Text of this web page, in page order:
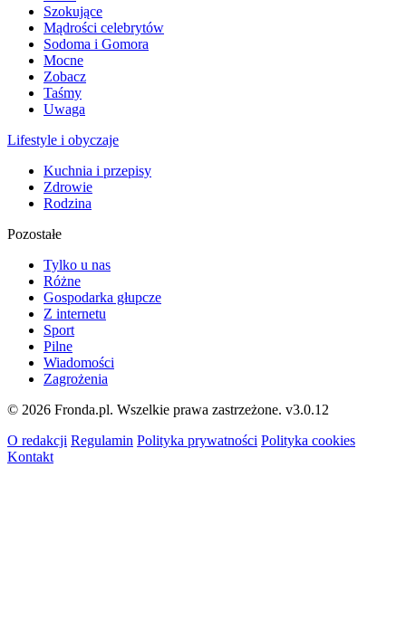
Szokujące
Mądrości celebrytów
Sodoma i Gomora
Mocne
Zobacz
Taśmy
Uwaga
Lifestyle i obyczaje
Kuchnia i przepisy
Zdrowie
Rodzina
Pozostałe
Tylko u nas
Różne
Gospodarka głupcze
Z internetu
Sport
Pilne
Wiadomości
Zagrożenia
© 2026 Fronda.pl. Wszelkie prawa zastrzeżone. v3.0.12
O redakcji Regulamin Polityka prywatności Polityka cookies
Kontakt